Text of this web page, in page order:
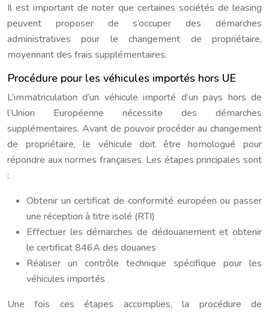
Il est important de noter que certaines sociétés de leasing
peuvent proposer de s’occuper des démarches
administratives pour le changement de propriétaire,
moyennant des frais supplémentaires.
Procédure pour les véhicules importés hors UE
L’immatriculation d’un véhicule importé d’un pays hors de
l’Union Européenne nécessite des démarches
supplémentaires. Avant de pouvoir procéder au changement
de propriétaire, le véhicule doit être homologué pour
répondre aux normes françaises. Les étapes principales sont
:
Obtenir un certificat de conformité européen ou passer
une réception à titre isolé (RTI)
Effectuer les démarches de dédouanement et obtenir
le certificat 846A des douanes
Réaliser un contrôle technique spécifique pour les
véhicules importés
Une fois ces étapes accomplies, la procédure de